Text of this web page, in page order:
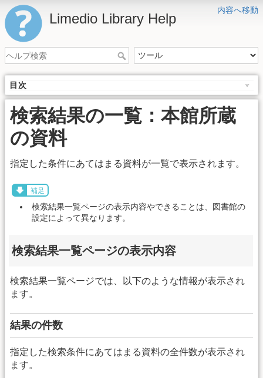
内容へ移動
Limedio Library Help
目次
検索結果の一覧：本館所蔵
の資料
指定した条件にあてはまる資料が一覧で表示されます。
補足
検索結果一覧ページの表示内容やできることは、図書館の
設定によって異なります。
検索結果一覧ページの表示内容
検索結果一覧ページでは、以下のような情報が表示され
ます。
結果の件数
指定した検索条件にあてはまる資料の全件数が表示され
ます。